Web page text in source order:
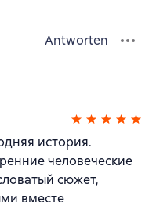
Antworten
история.
человеческие
сюжет,
вместе